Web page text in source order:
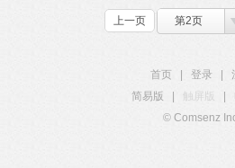
上一页 第2页
首页 登录
简易版
触屏版
© Comsenz